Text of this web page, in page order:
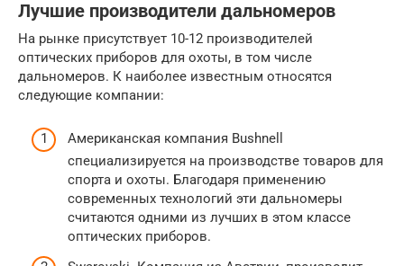
Лучшие производители дальномеров
На рынке присутствует 10-12 производителей
оптических приборов для охоты, в том числе
дальномеров. К наиболее известным относятся
следующие компании:
Американская компания Bushnell
специализируется на производстве товаров для
спорта и охоты. Благодаря применению
современных технологий эти дальномеры
считаются одними из лучших в этом классе
оптических приборов.